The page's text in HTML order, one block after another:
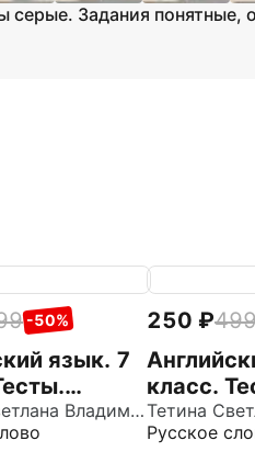
серые. Задания понятные,
-50%
язык. 7
и
Тетина Светлана Владимировна
250
класс.
Лексика
Русское